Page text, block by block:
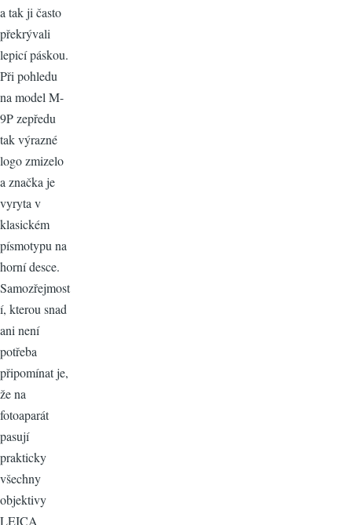
a tak ji často
překrývali
lepicí páskou.
Při pohledu
na model M-
9P zepředu
tak výrazné
logo zmizelo
a značka je
vyryta v
klasickém
písmotypu na
horní desce.
Samozřejmost
í, kterou snad
ani není
potřeba
připomínat je,
že na
fotoaparát
pasují
prakticky
všechny
objektivy
LEICA